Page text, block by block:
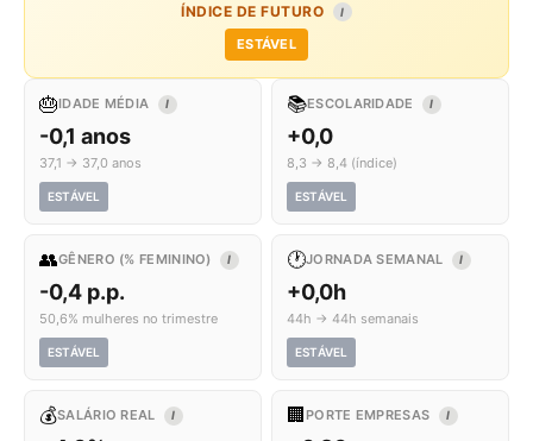
ÍNDICE DE FUTURO I
ESTÁVEL
🎂IDADE MÉDIA I
-0,1 anos
37,1 → 37,0 anos
ESTÁVEL
📚ESCOLARIDADE I
+0,0
8,3 → 8,4 (índice)
ESTÁVEL
👥GÊNERO (% FEMININO) I
-0,4 p.p.
50,6% mulheres no trimestre
ESTÁVEL
🕐JORNADA SEMANAL I
+0,0h
44h → 44h semanais
ESTÁVEL
💰SALÁRIO REAL I 🏢 PORTE EMPRESAS I